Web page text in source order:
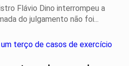
Flávio Dino interrompeu a
do julgamento não foi...